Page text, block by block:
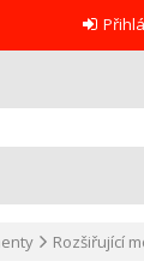
Rozšiřující